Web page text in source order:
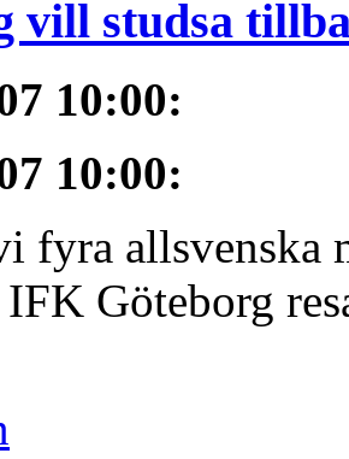
vill studsa
10:00:
10:00:
fyra allsvenska
IFK Göteborg